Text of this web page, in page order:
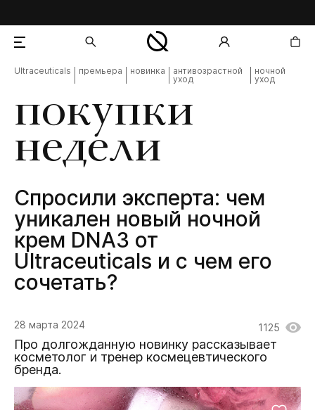
добавлен в корзину
покупки
недели
Спросили эксперта: чем
уникален новый ночной
крем DNA3 от
Ultraceuticals и с чем его
сочетать?
Ultraceuticals премьера новинка
антивозрастной
уход
ночной
уход
28 марта 2024 1125
Про долгожданную новинку рассказывает
косметолог и тренер космецевтического
бренда.